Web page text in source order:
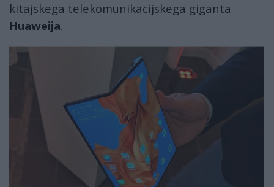
kitajskega telekomunikacijskega giganta
Huaweija.